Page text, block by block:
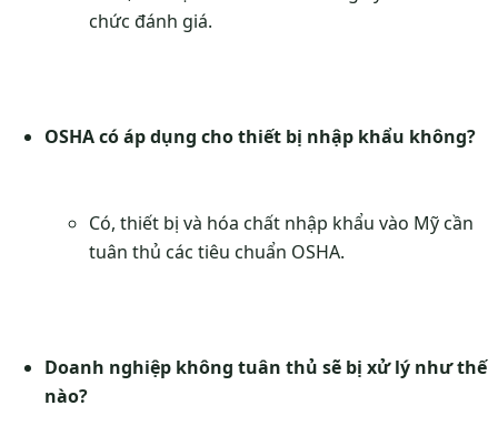
chức đánh giá.
OSHA có áp dụng cho thiết bị nhập khẩu không?
Có, thiết bị và hóa chất nhập khẩu vào Mỹ cần
tuân thủ các tiêu chuẩn OSHA.
Doanh nghiệp không tuân thủ sẽ bị xử lý như thế
nào?